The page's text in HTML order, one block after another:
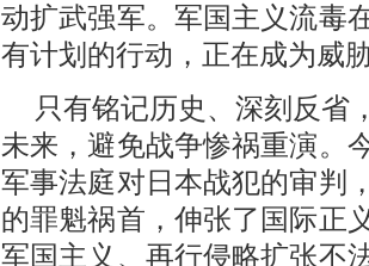
动扩武强军。军国主义流毒
有计划的行动，正在成为威
只有铭记历史、深刻反省
未来，避免战争惨祸重演。
军事法庭对日本战犯的审判
的罪魁祸首，伸张了国际正
军国主义、再行侵略扩张不